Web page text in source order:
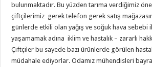
bulunmaktadır. Bu yüzden tarıma verdiğimiz
çiftçilerimiz gerek telefon gerek satış
günlerde etkili olan yağış ve soğuk hava sebebi
yaşamamak adına iklim ve hastalık – zararlı
Çiftçiler bu sayede bazı ürünlerde görülen
müdahale ediyorlar. Odamız mühendisleri